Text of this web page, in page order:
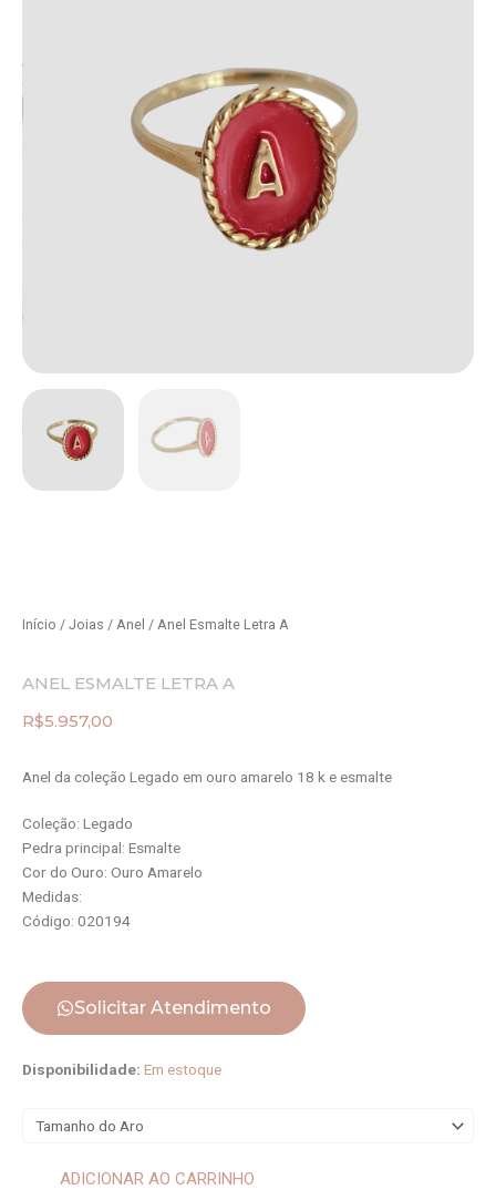
Início / Joias / Anel / Anel Esmalte Letra A
ANEL ESMALTE LETRA A
R$5.957,00
Anel da coleção Legado em ouro amarelo 18 k e esmalte
Coleção: Legado
Pedra principal: Esmalte
Cor do Ouro: Ouro Amarelo
Medidas:
Código: 020194
Solicitar Atendimento
Disponibilidade: Em estoque
Anel
ADICIONAR AO CARRINHO